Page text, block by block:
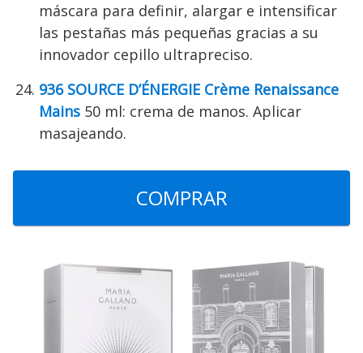
máscara para definir, alargar e intensificar
las pestañas más pequeñas gracias a su
innovador cepillo ultrapreciso.
936 SOURCE D’ÉNERGIE Crème Renaissance
Mains 50 ml: crema de manos. Aplicar
masajeando.
COMPRAR